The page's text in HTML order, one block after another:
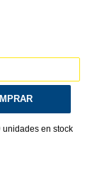
unidades en stock